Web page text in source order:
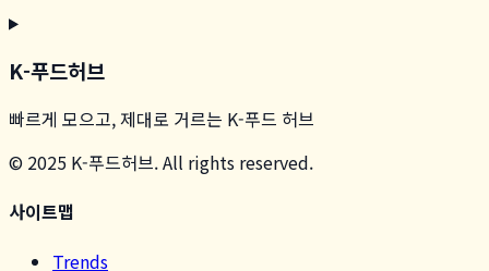
K-푸드허브
빠르게 모으고, 제대로 거르는 K-푸드 허브
© 2025 K-푸드허브. All rights reserved.
사이트맵
Trends